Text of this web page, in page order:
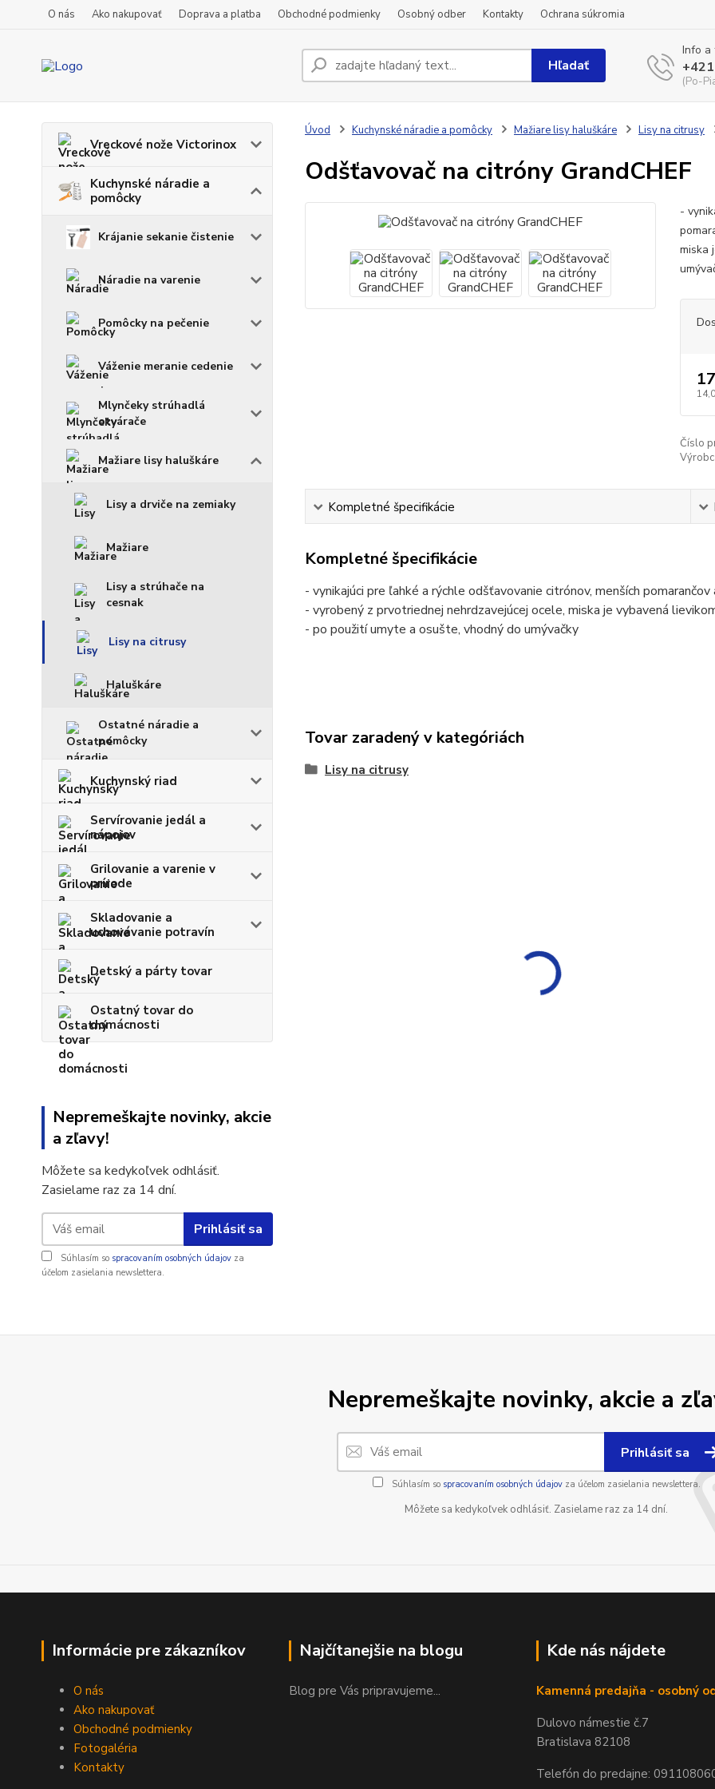
O nás Ako nakupovať Doprava a platba Obchodné podmienky Osobný odber Kontakty Ochrana súkromia
Hľadať
Info a
(Po-
Vreckové nože Victorinox
Kuchynské náradie a
pomôcky
Krájanie sekanie čistenie
Náradie na varenie
Pomôcky na pečenie
Váženie meranie cedenie
Mlynčeky strúhadlá
otvárače
Mažiare lisy haluškáre
Lisy a drviče na zemiaky
Mažiare
Lisy a strúhače na
cesnak
Lisy na citrusy
Haluškáre
Ostatné náradie a
pomôcky
Kuchynský riad
Servírovanie jedál a
nápojov
Grilovanie a varenie v
prírode
Skladovanie a
uchovávanie potravín
Detský a párty tovar
Ostatný tovar do
domácnosti
Nepremeškajte novinky, akcie
a zľavy!
Môžete sa kedykoľvek odhlásiť.
Zasielame raz za 14 dní.
Prihlásiť sa
Súhlasím so spracovaním osobných údajov za
účelom zasielania newslettera.
Úvod Kuchynské náradie a pomôcky Mažiare lisy haluškáre Lisy na citrusy
Odšťavovač na citróny GrandCHEF
-
miska
Číslo
Kompletné špecifikácie
Kompletné špecifikácie
- vynikajúci pre ľahké a rýchle odšťavovanie citrónov, menších pomarančov
- vyrobený z prvotriednej nehrdzavejúcej ocele, miska je vybavená
- po použití umyte a osušte, vhodný do umývačky
Tovar zaradený v kategóriách
Lisy na citrusy
Nepremeškajte novinky, akcie a
Prihlásiť sa
Súhlasím so spracovaním osobných údajovza účelom zasielania newslettera.
Môžete sa kedykoľvek odhlásiť. Zasielame raz za 14 dní.
Informácie pre zákazníkov
O nás
Ako nakupovať
Obchodné podmienky
Fotogaléria
Kontakty
Najčítanejšie na blogu
Blog pre Vás pripravujeme...
Kde nás nájdete
Kamenná predajňa - osobný
Dulovo námestie č.7
Bratislava 82108
Telefón do predajne: